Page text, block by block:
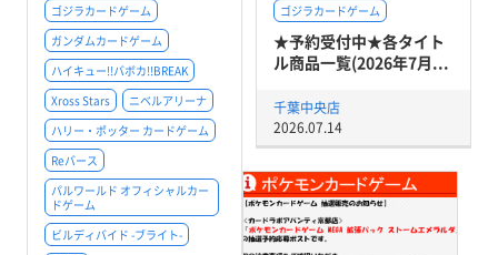
ゴジラカードゲーム
ガンダムカードゲーム
ハイキュー!!バボカ!!BREAK
Xross Stars
ニベルアリーナ
ハリー・ポッター カードゲーム
Reバース
パルワールド オフィシャルカー
ドゲーム
ビルディバイド -ブライト-
ゴジラカードゲーム
★予約受付中★各タイト
ル商品一覧(2026年7月...
千葉中央店
2026.07.14